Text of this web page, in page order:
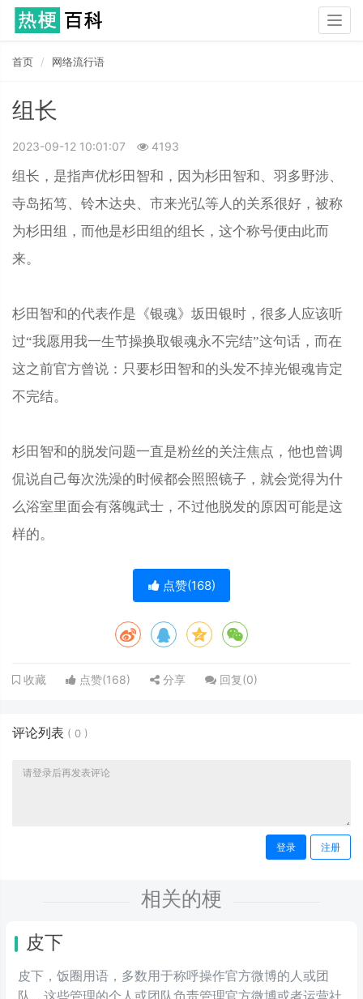
首页 网络流行语
组长
2023-09-12 10:01:07 4193
组长，是指声优杉田智和，因为杉田智和、羽多野涉、
寺岛拓笃、铃木达央、市来光弘等人的关系很好，被称
为杉田组，而他是杉田组的组长，这个称号便由此而
来。
杉田智和的代表作是《银魂》坂田银时，很多人应该听
过“我愿用我一生节操换取银魂永不完结”这句话，而在
这之前官方曾说：只要杉田智和的头发不掉光银魂肯定
不完结。
杉田智和的脱发问题一直是粉丝的关注焦点，他也曾调
侃说自己每次洗澡的时候都会照照镜子，就会觉得为什
么浴室里面会有落魄武士，不过他脱发的原因可能是这
样的。
点赞(168)
收藏 点赞(168) 分享 回复(0)
评论列表 ( 0 )
登录 注册
相关的梗
皮下
皮下，饭圈用语，多数用于称呼操作官方微博的人或团
队，这些管理的个人或团队负责管理官方微博或者运营社